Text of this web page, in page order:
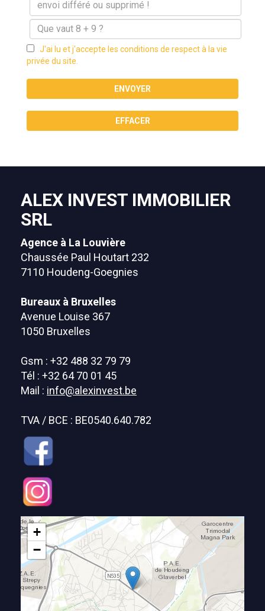
J'ai lu et j'accepte les conditions de respect à la vie
privée du site.
ENVOYER
EFFACER
ALEX INVEST IMMOBILIER
SRL
Agence à La Louvière
Chaussée Paul Houtart 232
7110 Houdeng-Goegnies
Bureaux à Bruxelles
Avenue Louise 367
1050 Bruxelles
Gsm : +32 488 32 79 79
Tél : +32 64 70 01 45
Mail : info@alexinvest.be
TVA / BCE : BE0540.640.782
+
−